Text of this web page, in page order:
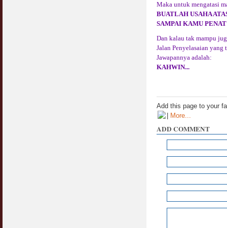
Maka untuk mengatasi
BUATLAH USAHA
SAMPAI KAMU
Dan kalau tak mampu
Jalan Penyelasaian yang
Jawapannya adalah:
KAHWIN...
Add this page to your
| More...
ADD COMMENT